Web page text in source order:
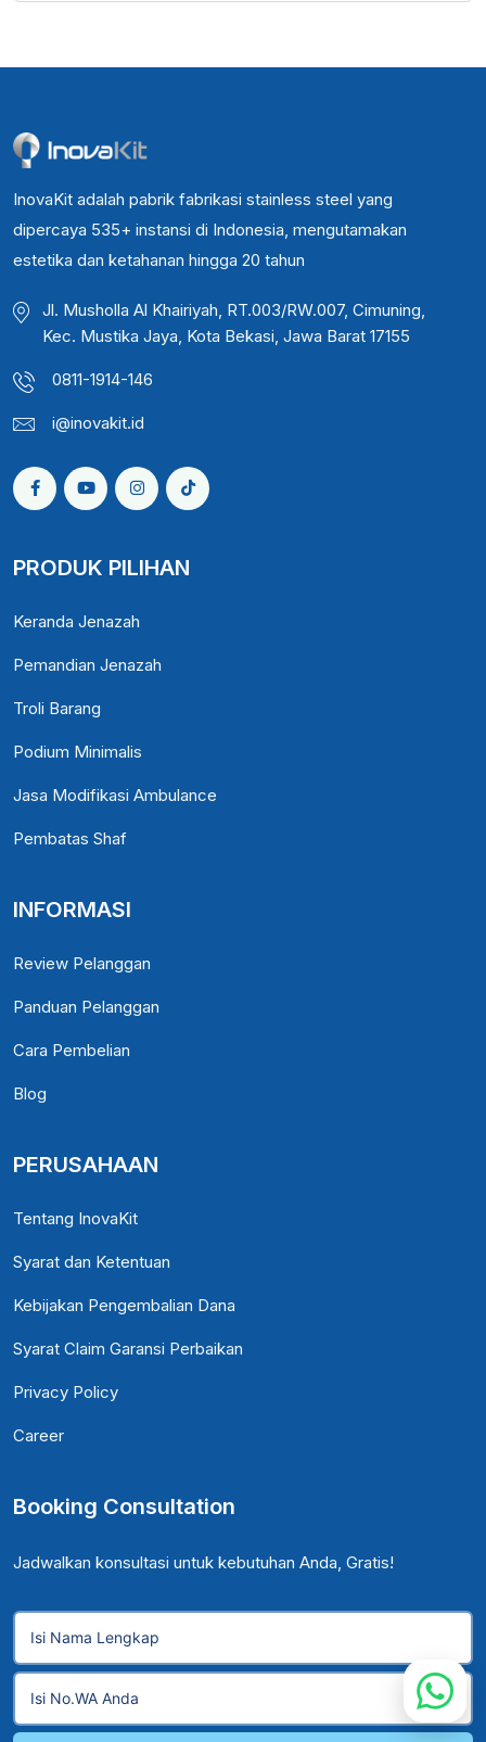
InovaKit adalah pabrik fabrikasi stainless steel yang
dipercaya 535+ instansi di Indonesia, mengutamakan
estetika dan ketahanan hingga 20 tahun
Jl. Musholla Al Khairiyah, RT.003/RW.007, Cimuning,
Kec. Mustika Jaya, Kota Bekasi, Jawa Barat 17155
0811-1914-146
i@inovakit.id
PRODUK PILIHAN
Keranda Jenazah
Pemandian Jenazah
Troli Barang
Podium Minimalis
Jasa Modifikasi Ambulance
Pembatas Shaf
INFORMASI
Review Pelanggan
Panduan Pelanggan
Cara Pembelian
Blog
PERUSAHAAN
Tentang InovaKit
Syarat dan Ketentuan
Kebijakan Pengembalian Dana
Syarat Claim Garansi Perbaikan
Privacy Policy
Career
Booking Consultation
Jadwalkan konsultasi untuk kebutuhan Anda, Gratis!